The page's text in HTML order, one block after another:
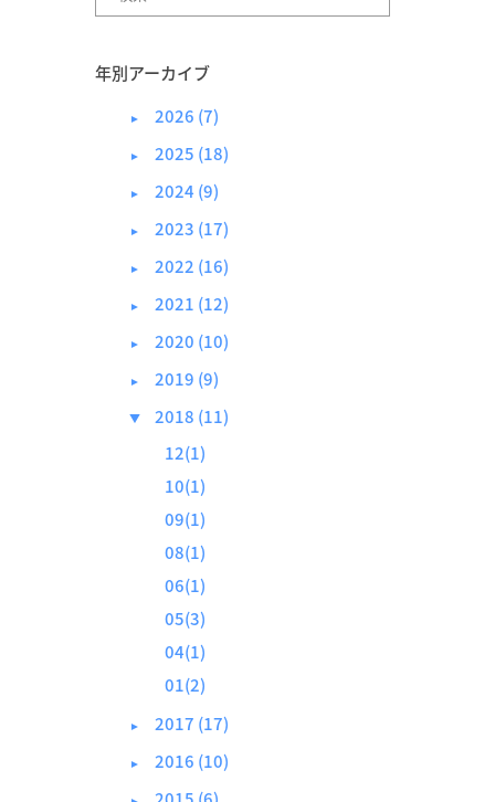
年別アーカイブ
► 2026 (7)
► 2025 (18)
► 2024 (9)
► 2023 (17)
► 2022 (16)
► 2021 (12)
► 2020 (10)
► 2019 (9)
▼
2018 (11)
12(1)
10(1)
09(1)
08(1)
06(1)
05(3)
04(1)
01(2)
► 2017 (17)
► 2016 (10)